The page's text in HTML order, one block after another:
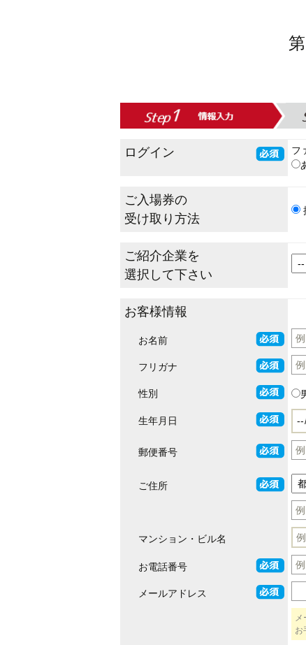
ログイン
フ
ご入場券の
受け取り方法
ご紹介企業を
選択して下さい
お客様情報
お名前
フリガナ
性別
生年月日
郵便番号
ご住所
マンション・ビル名
お電話番号
メールアドレス
メ
お